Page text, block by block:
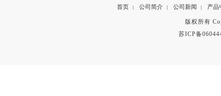
首页 | 公司简介 | 公司新闻 | 产品
版权所有
苏ICP备